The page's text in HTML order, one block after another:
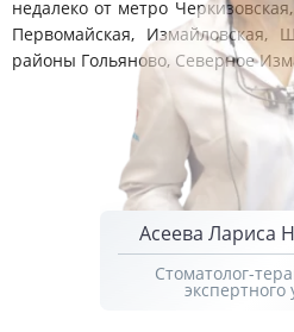
Асеева Лариса
Стоматолог-
экспертного
недалеко от метро
Первомайская, Измайловская,
районы Гольяново, Северное